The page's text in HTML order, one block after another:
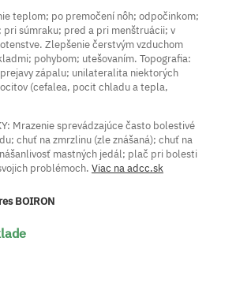
teplom; po premočení nôh; odpočinkom;
pri súmraku; pred a pri menštruácii; v
Zlepšenie čerstvým vzduchom
pohybom; utešovaním. Topografia:
zápalu; unilateralita niektorých
(cefalea, pocit chladu a tepla,
Mrazenie sprevádzajúce často bolestivé
chuť na zmrzlinu (zle znášaná); chuť na
mastných jedál; plač pri bolesti
problémoch. Viac na adcc.sk
BOIRON